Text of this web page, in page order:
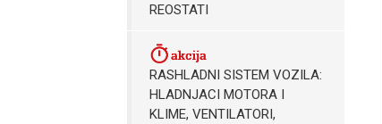
REOSTATI
RASHLADNI SISTEM VOZILA:
HLADNJACI MOTORA I
KLIME, VENTILATORI,